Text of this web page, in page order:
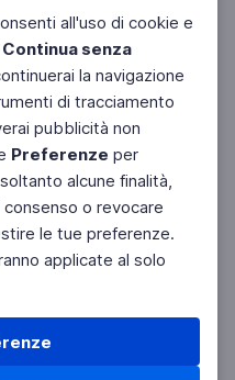
all'uso di cookie e
Continua senza
la navigazione
di tracciamento
pubblicità non
Preferenze per
alcune finalità,
o revocare
le tue preferenze.
applicate al solo
Instagram